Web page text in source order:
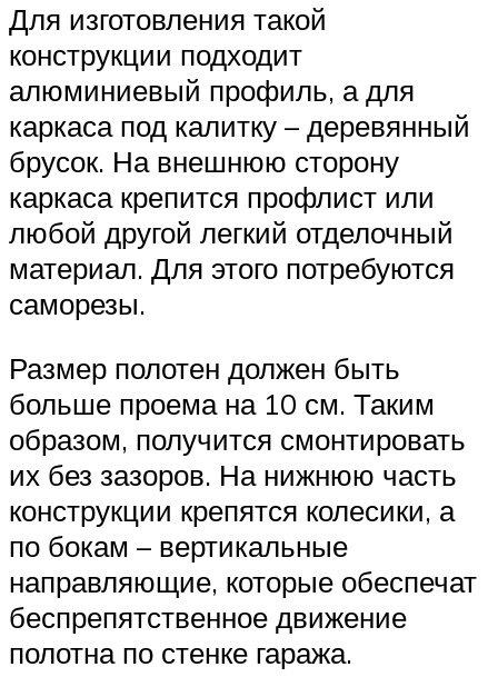
Для изготовления такой
конструкции подходит
алюминиевый профиль, а для
каркаса под калитку – деревянный
брусок. На внешнюю сторону
каркаса крепится профлист или
любой другой легкий отделочный
материал. Для этого потребуются
саморезы.
Размер полотен должен быть
больше проема на 10 см. Таким
образом, получится смонтировать
их без зазоров. На нижнюю часть
конструкции крепятся колесики, а
по бокам – вертикальные
направляющие, которые обеспечат
беспрепятственное движение
полотна по стенке гаража.